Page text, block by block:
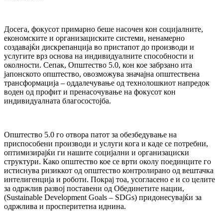
Досега, фокусот примарно беше насочен кон социјалните,
економските и организациските системи, ненамерно
создавајќи дискрепанција во пристапот до производи и
услугите врз основа на индивидуалните способности и
околности. Сепак, Општество 5.0, кон кое забрзано ита
јапонското општество, овозможува значајна општествена
трансформација – оддалечување од технолошкиот напредок
воден од профит и пренасочување на фокусот кон
индивидуалната благосостојба.
Општество 5.0 го отвора патот за обезбедување на
приспособени производи и услуги кога и каде се потребни,
оптимизирајќи ги нашите социјални и организациски
структури. Како општество кое се врти околу поединците го
истиснува ризиккот од општество контролирано од вештачка
интелигенција и роботи. Покрај тоа, усогласено е и со целите
за одржлив развој поставени од Обединетите нации,
(Sustainable Development Goals – SDGs) придонесувајќи за
одржлива и просперитетна иднина.